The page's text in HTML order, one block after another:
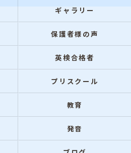
ギャラリー
保護者様の声
英検合格者
プリスクール
教育
発音